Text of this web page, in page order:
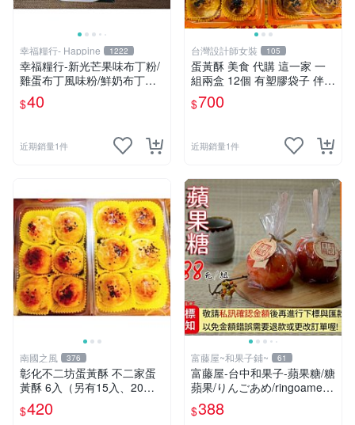
幸福糧行- Happine 1222
幸福糧行-新光芒果味布丁粉/
雞蛋布丁風味粉/鮮奶布丁粉
(奶素/蛋奶素）
$40
近期銷量1件
台灣設計師女裝 105
蛋黃酥 美食 代購 這一家 一
組兩盒 12個 有塑膠袋子 伴手
禮 效期最新 下單才會購買
$700
近期銷量1件
南國之風 376
彰化不二坊蛋黃酥 不二家蛋
黃酥 6入（另有15入、20
入）
$420
富藤屋~和果子鋪~ 61
富藤屋-台中和果子-蘋果糖/糖
蘋果/りんごあめ/ringoame/c
andy apple/婚禮小物/感謝禮
物/告白禮物
$388